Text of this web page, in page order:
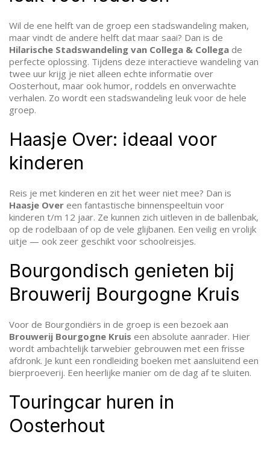
Wil de ene helft van de groep een stadswandeling maken,
maar vindt de andere helft dat maar saai? Dan is de
Hilarische Stadswandeling van Collega & Collega de
perfecte oplossing. Tijdens deze interactieve wandeling van
twee uur krijg je niet alleen echte informatie over
Oosterhout, maar ook humor, roddels en onverwachte
verhalen. Zo wordt een stadswandeling leuk voor de hele
groep.
Haasje Over: ideaal voor
kinderen
Reis je met kinderen en zit het weer niet mee? Dan is
Haasje Over een fantastische binnenspeeltuin voor
kinderen t/m 12 jaar. Ze kunnen zich uitleven in de ballenbak,
op de rodelbaan of op de vele glijbanen. Een veilig en vrolijk
uitje — ook zeer geschikt voor schoolreisjes.
Bourgondisch genieten bij
Brouwerij Bourgogne Kruis
Voor de Bourgondiërs in de groep is een bezoek aan
Brouwerij Bourgogne Kruis een absolute aanrader. Hier
wordt ambachtelijk tarwebier gebrouwen met een frisse
afdronk. Je kunt een rondleiding boeken met aansluitend een
bierproeverij. Een heerlijke manier om de dag af te sluiten.
Touringcar huren in
Oosterhout